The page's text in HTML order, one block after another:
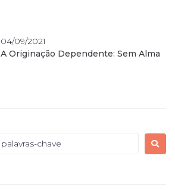
04/09/2021
A Originação Dependente: Sem Alma